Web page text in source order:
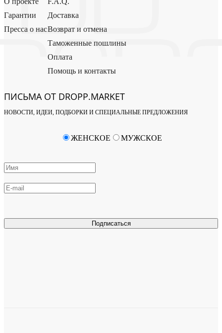
Гарантии
Пресса о нас
Доставка
Возврат и отмена
Таможенные пошлины
Оплата
Помощь и контакты
ПИСЬМА ОТ DROPP.MARKET
НОВОСТИ, ИДЕИ, ПОДБОРКИ И СПЕЦИАЛЬНЫЕ ПРЕДЛОЖЕНИЯ
Подписаться
ЖЕНСКОЕ МУЖСКОЕ